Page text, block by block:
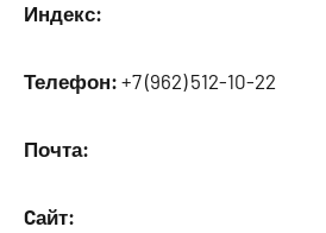
Индекс:
Телефон: +7 (962) 512-10-22
Почта:
Cайт: